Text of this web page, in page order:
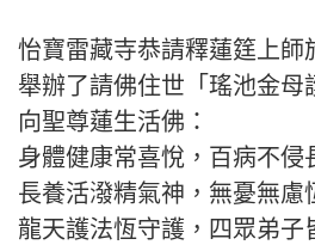
怡寶雷藏寺恭請釋蓮筳上師
舉辦了請佛住世「瑤池金母
向聖尊蓮生活佛：
身體健康常喜悅，百病不侵
長養活潑精氣神，無憂無慮
龍天護法恆守護，四眾弟子